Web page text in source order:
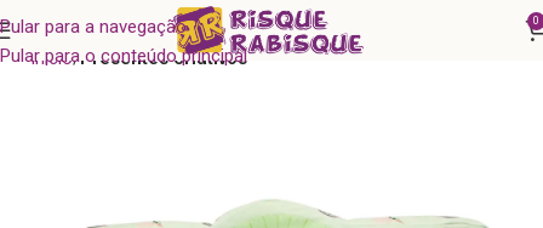
Pular para a navegação
Pular para o conteúdo principal
0
Início Presentes criativos